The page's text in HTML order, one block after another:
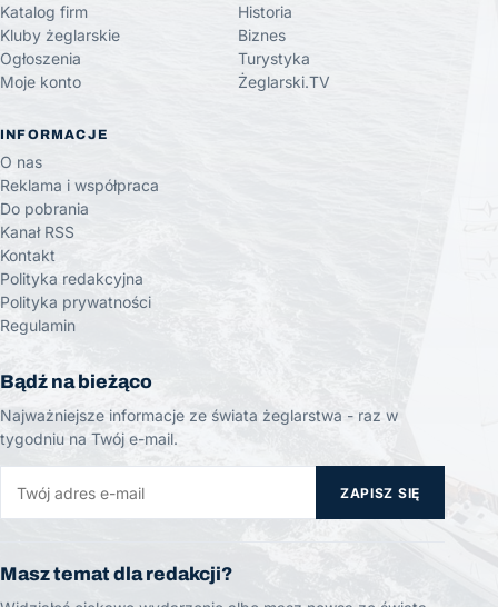
Katalog firm
Kluby żeglarskie
Ogłoszenia
Moje konto
Historia
Biznes
Turystyka
Żeglarski.TV
INFORMACJE
O nas
Reklama i współpraca
Do pobrania
Kanał RSS
Kontakt
Polityka redakcyjna
Polityka prywatności
Regulamin
Bądź na bieżąco
Najważniejsze informacje ze świata żeglarstwa - raz w
tygodniu na Twój e-mail.
ZAPISZ SIĘ
Masz temat dla redakcji?